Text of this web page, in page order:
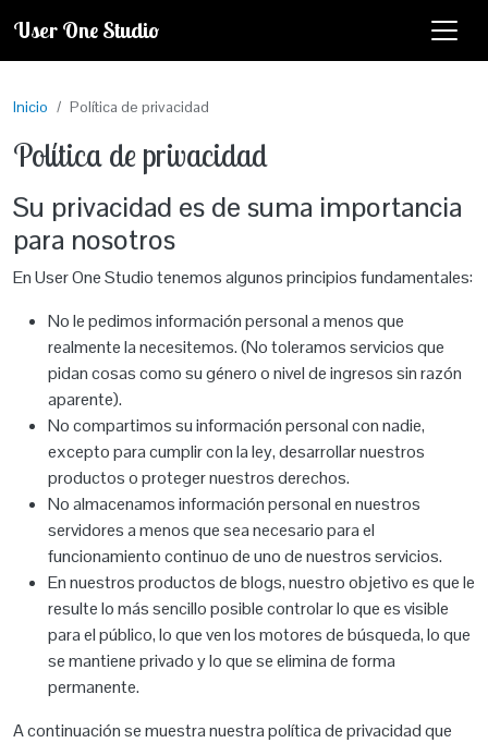
User One Studio
Inicio Política de privacidad
Política de privacidad
Su privacidad es de suma importancia
para nosotros
En User One Studio tenemos algunos principios fundamentales:
No le pedimos información personal a menos que
realmente la necesitemos. (No toleramos servicios que
pidan cosas como su género o nivel de ingresos sin razón
aparente).
No compartimos su información personal con nadie,
excepto para cumplir con la ley, desarrollar nuestros
productos o proteger nuestros derechos.
No almacenamos información personal en nuestros
servidores a menos que sea necesario para el
funcionamiento continuo de uno de nuestros servicios.
En nuestros productos de blogs, nuestro objetivo es que le
resulte lo más sencillo posible controlar lo que es visible
para el público, lo que ven los motores de búsqueda, lo que
se mantiene privado y lo que se elimina de forma
permanente.
A continuación se muestra nuestra política de privacidad que